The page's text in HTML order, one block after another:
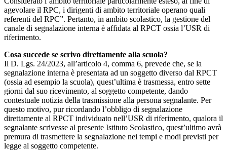
agevolare il RPC, i dirigenti di ambito territoriale operano quali
referenti del RPC”. Pertanto, in ambito scolastico, la gestione del
canale di segnalazione interna è affidata al RPCT ossia l’USR di
riferimento.
Cosa succede se scrivo direttamente alla scuola?
Il D. Lgs. 24/2023, all’articolo 4, comma 6, prevede che, se la
segnalazione interna è presentata ad un soggetto diverso dal RPCT
(ossia ad esempio la scuola), quest’ultima è trasmessa, entro sette
giorni dal suo ricevimento, al soggetto competente, dando
contestuale notizia della trasmissione alla persona segnalante. Per
questo motivo, pur ricordando l’obbligo di segnalazione
direttamente al RPCT individuato nell’USR di riferimento, qualora il
segnalante scrivesse al presente Istituto Scolastico, quest’ultimo avrà
premura di trasmettere la segnalazione nei tempi e modi previsti per
legge al soggetto competente.